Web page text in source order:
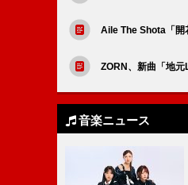
Aile The Shota「開
ZORN、新曲「地
音楽ニュース